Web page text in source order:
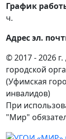
График
ч.
Адрес эл.
© 2017 - 2026
городской
(Уфимская
инвалидов)
При
"Мир"